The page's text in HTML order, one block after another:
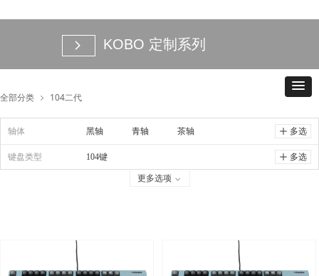
全部分类 ꁇ 104二代
轴体 ꄸ 多选
黑轴 青轴 茶轴
红轴
键盘类型 ꄸ 多选
104键
更多选项 ꀁ
KOBO 定制系列
넲